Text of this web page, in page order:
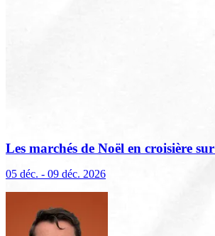
Les marchés de Noël en croisière
05 déc. - 09 déc. 2026